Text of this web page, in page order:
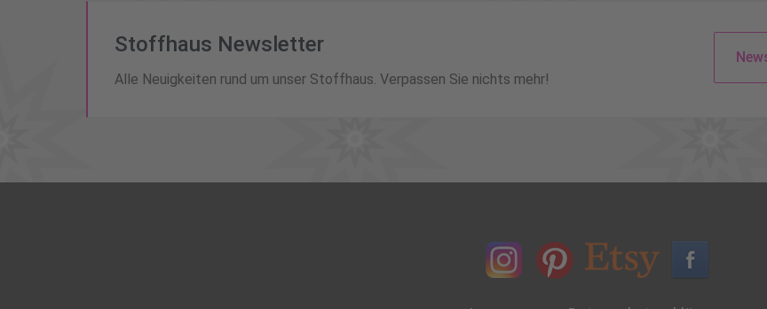
Stoffhaus Newsletter
Alle Neuigkeiten rund um unser Stoffhaus. Verpassen Sie nichts mehr!